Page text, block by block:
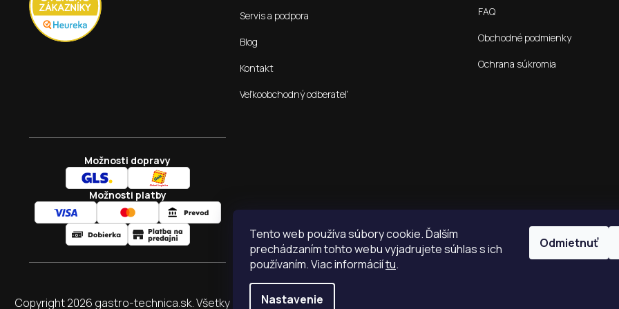
Tento web používa súbory cookie. Ďalším
prechádzaním tohto webu vyjadrujete súhlas s ich
používaním. Viac informáciítu.
Nastavenie
Odmietnuť
Servis a podpora
Blog
Kontakt
Veľkoobchodný odberateľ
FAQ
Obchodné podmienky
Ochrana súkromia
Možnosti dopravy
Možnosti platby
Copyright 2026 gastro-technica.sk. Všetky práva vyhradené.